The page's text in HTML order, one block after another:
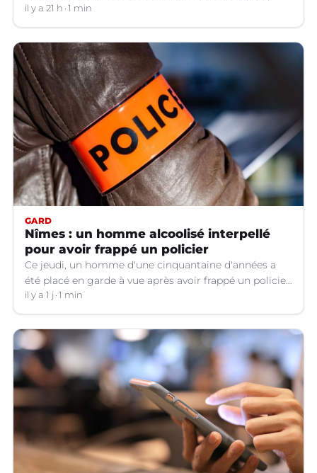
il y a 21 h 1 min
GARD
Nîmes : un homme alcoolisé interpellé
pour avoir frappé un policier
Ce jeudi, un homme d'une cinquantaine d'années a
été placé en garde à vue après avoir frappé un policier
hors service à Nîmes (Gard).
il y a 1 j 1 min